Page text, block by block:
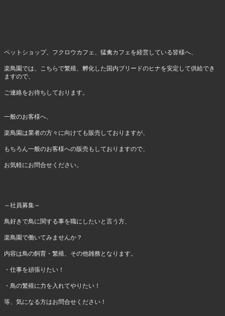
ペットショップ、フクロウカフェ、猛禽カフェを経営している皆様へ、
楽鳥園では、こちらで繁殖、孵化した国内ブリードのヒナを安定して供給でき
ますので、
ご連絡をお待ちしております。
一般のお客様へ、
楽鳥園は業者の方々に向けても販売しておりますが、
もちろん一般のお客様への販売もしておりますので、
お気軽にお問合せください。
～社員募集～
鳥好きで鳥に関する事を職にしたいと言う方、
楽鳥園で働いてみませんか？
内容は鳥の飼育・繁殖、その他雑務となります。
・仕事を頑張りたい！
・鳥の繁殖に力を入れてやりたい！
等、気になる方はお問合せください！